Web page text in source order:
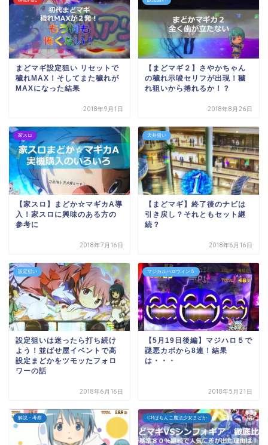
まどマギ設定狙い リセットで
穢れMAX！そしてまた穢れが
MAXになった結果
2018年9月1日
【まどマギ２】さやかちゃん
の穢れ示唆セリフが出現！穢
れ狙いから捲れるか！？
2018年8月26日
家スロ
【家スロ】まどか☆マギカA導
入！家スロに興味のある方の
参考に
2018年7月16日
天井狙い
【まどマギ】終了後のナビは
引き戻し？それともセット継
続？
2018年6月16日
設定狙い
設定狙いは迷ったら打ち続け
よう！並ばせ屋イベントで高
設定まどかをツモッたフォロ
ワーの話
2018年6月16日
マジカルハロウィン５
【5月19日後編】マジハロ５で
謎悪カボから8連！結果
は・・・
2018年5月21日
解説・考察 CRぱちんこ魔法少女まどか